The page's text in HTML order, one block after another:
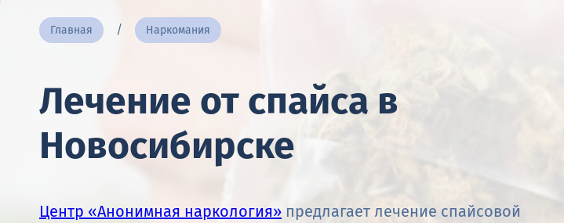
Адрес call-центра
Новосибирск, Красный проспект, 24
Главная Наркомания
Лечение от спайса в
Новосибирске
Центр «Анонимная наркология» предлагает лечение спайсовой